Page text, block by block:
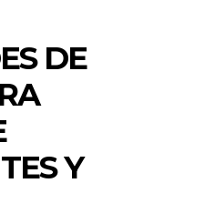
DE
Y